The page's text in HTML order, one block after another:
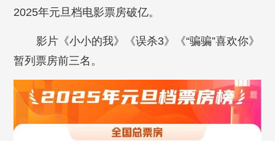
2025年元旦档电影票房破亿。
影片《小小的我》《误杀3》《“骗骗”喜欢你》
暂列票房前三名。